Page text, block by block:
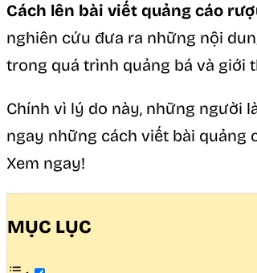
Cách lên bài viết quảng cáo
nghiên cứu đưa ra những nội
trong quá trình quảng bá và giới
Chính vì lý do này, những người
ngay những cách viết bài quảng
Xem ngay!
MỤC LỤC